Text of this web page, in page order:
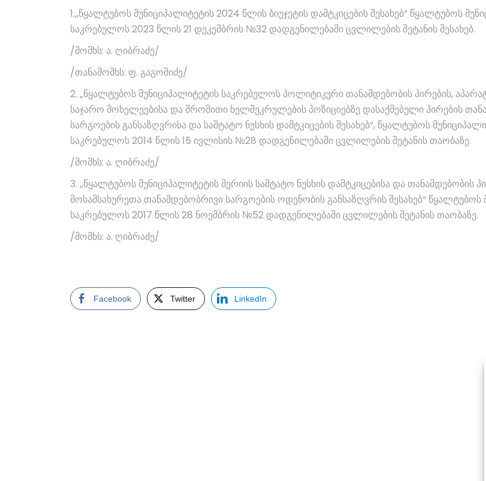
1.,,წყალტუბოს მუნიციპალიტეტის 2024 წლის ბიუჯეტის დამტკიცების შესახებ“ წყალტუბოს
საკრებულოს 2023 წლის 21 დეკემბრის №32 დადგენილებაში ცვლილების შეტანის შესახებ.
/მომხს: ა. ღიბრაძე/
/თანამომხს: ფ. გაგოშიძე/
2. „წყალტუბოს მუნიციპალიტეტის საკრებულოს პოლიტიკური თანამდებობის პირების,
საჯარო მოხელეებისა და შრომითი ხელშეკრულების პოზიციებზე დასაქმებული პირების
სარგოების განსაზღვრისა და საშტატო ნუსხის დამტკიცების შესახებ“, წყალტუბოს
საკრებულოს 2014 წლის 15 ივლისის №28 დადგენილებაში ცვლილების შეტანის თაობაზე.
/მომხს: ა. ღიბრაძე/
3. ,,წყალტუბოს მუნიციპალიტეტის მერიის საშტატო ნუსხის დამტკიცებისა და თანამდებობის
მოსამსახურეთა თანამდებობრივი სარგოების ოდენობის განსაზღვრის შესახებ“ წყალტუბოს
საკრებულოს 2017 წლის 28 ნოემბრის №52 დადგენილებაში ცვლილების შეტანის თაობაზე.
/მომხს: ა. ღიბრაძე/
Facebook Twitter LinkedIn